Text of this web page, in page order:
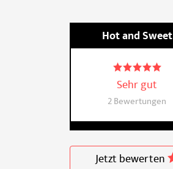
Hot and Sweet
Sehr gut
2 Bewertungen
Jetzt bewerten